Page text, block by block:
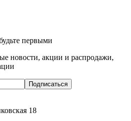
первыми
новости, акции и распродажи,
Подписаться
18